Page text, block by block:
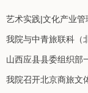
艺术实践|文化产业
山西应县县委组织部
我院召开北京商旅文